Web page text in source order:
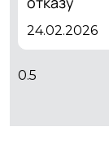
24.02.2026